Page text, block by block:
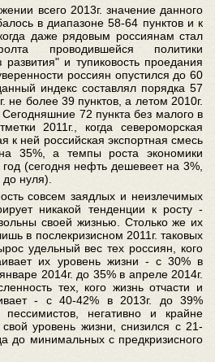
всего 2013г. значение данного
в диапазоне 58-64 пунктов и к
даже рядовым россиянам стал
проводившейся политики
развития" и тупиковость проедания
россиян опустился до 60
индекс составлял порядка 57
не более 39 пунктов, а летом 2010г.
72 пункта без малого в
2011г., когда североморская
к ней российская экспортная смесь
35%, а темпы роста экономики
(сегодня нефть дешевеет на 3%,
нуля).
совсем заядлых и неизлечимых
никакой тенденции к росту -
своей жизнью. Столько же их
в послекризисном 2011г. таковых
удельный вес тех россиян, кого
их уровень жизни - с 30% в
2014г. до 35% в апреле 2014г.
тех, кого жизнь отчасти и
- с 40-42% в 2013г. до 39%
негативно и крайне
уровень жизни, снизился с 21-
до минимальных с предкризисного